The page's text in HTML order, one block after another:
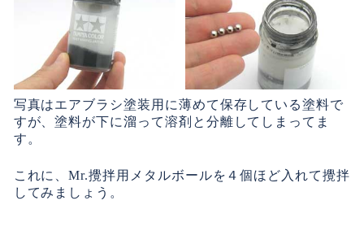
写真はエアブラシ塗装用に薄めて保存している塗料で
すが、塗料が下に溜って溶剤と分離してしまってま
す。
これに、Mr.攪拌用メタルボールを４個ほど入れて攪拌
してみましょう。